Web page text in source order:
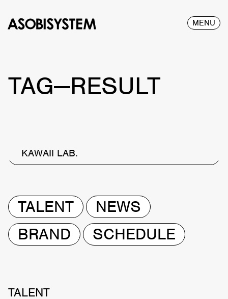
MENU
TAG—RESULT
KAWAII LAB.
TALENT
NEWS
BRAND
SCHEDULE
TALENT